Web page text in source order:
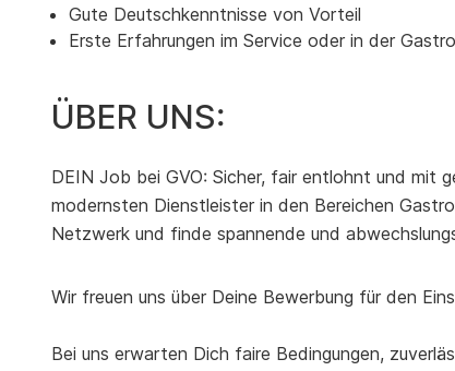
Gute Deutschkenntnisse von Vorteil
Erste Erfahrungen im Service oder in der
ÜBER UNS:
DEIN Job bei GVO: Sicher, fair entlohnt und mit
modernsten Dienstleister in den Bereichen
Netzwerk und finde spannende und
Wir freuen uns über Deine Bewerbung für den
Bei uns erwarten Dich faire Bedingungen,